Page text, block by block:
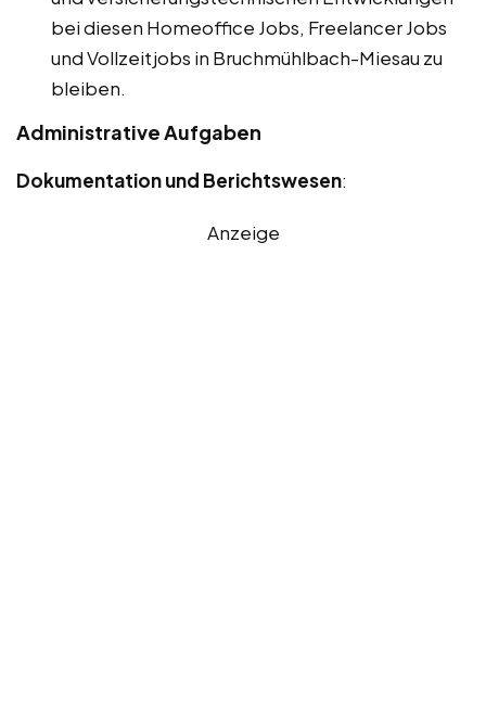
bei diesen Homeoffice Jobs, Freelancer Jobs
und Vollzeitjobs in Bruchmühlbach-Miesau zu
bleiben.
Administrative Aufgaben
Dokumentation und Berichtswesen:
Anzeige